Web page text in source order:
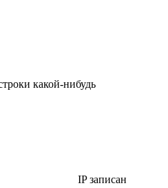
какой-нибудь
IP записан